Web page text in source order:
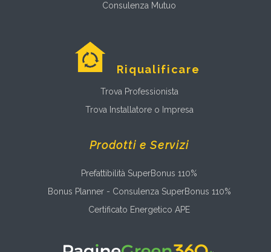
Consulenza Mutuo
Riqualificare
Trova Professionista
Trova Installatore o Impresa
Prodotti e Servizi
Prefattibilità SuperBonus 110%
Bonus Planner - Consulenza SuperBonus 110%
Certificato Energetico APE